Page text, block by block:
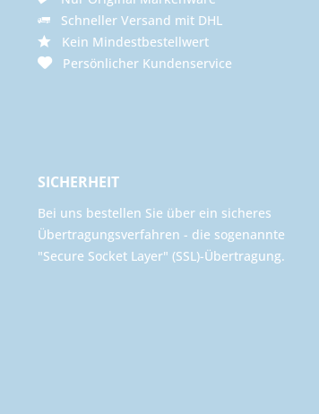
Schneller Versand mit DHL
Kein Mindestbestellwert
Persönlicher Kundenservice
SICHERHEIT
Bei uns bestellen Sie über ein sicheres
Übertragungsverfahren - die sogenannte
"Secure Socket Layer" (SSL)-Übertragung.